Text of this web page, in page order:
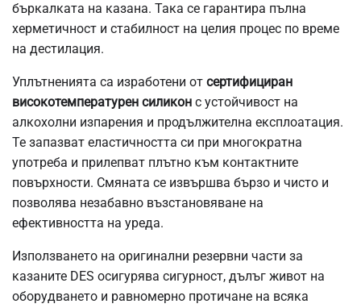
бъркалката на казана. Така се гарантира пълна
херметичност и стабилност на целия процес по време
на дестилация.
Уплътненията са изработени от сертифициран
високотемпературен силикон с устойчивост на
алкохолни изпарения и продължителна експлоатация.
Те запазват еластичността си при многократна
употреба и прилепват плътно към контактните
повърхности. Смяната се извършва бързо и чисто и
позволява незабавно възстановяване на
ефективността на уреда.
Използването на оригинални резервни части за
казаните DES осигурява сигурност, дълъг живот на
оборудването и равномерно протичане на всяка